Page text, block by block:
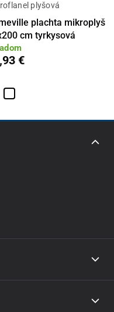
plyšová
plachta mikroplyš
cm tyrkysová
€